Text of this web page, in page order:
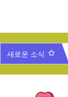
새로운 소식
가족과 함께 하는 송년잔치